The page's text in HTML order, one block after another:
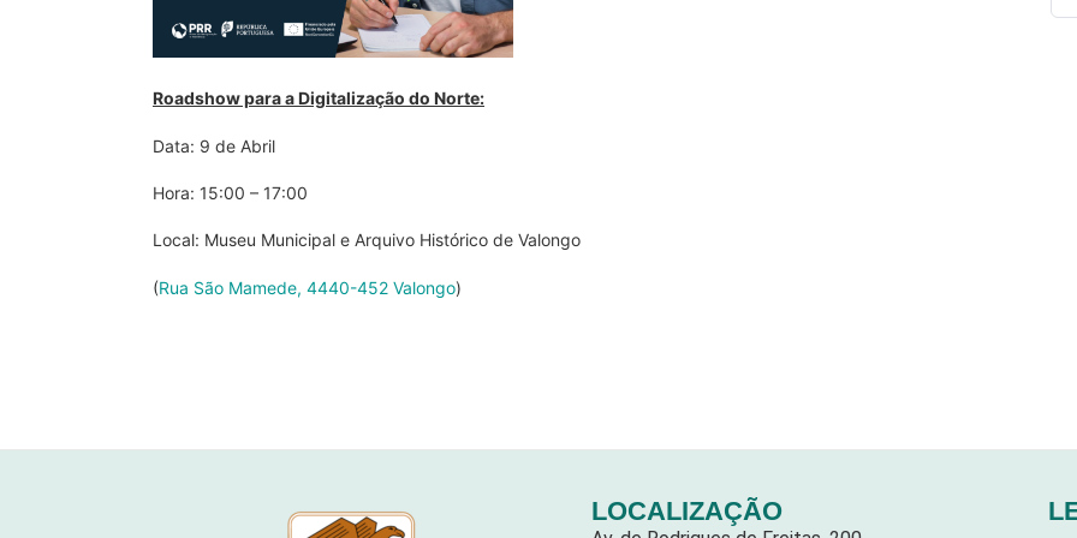
Roadshow para a Digitalização do Norte:
Data: 9 de Abril
Hora: 15:00 – 17:00
Local: Museu Municipal e Arquivo Histórico de Valongo
(Rua São Mamede, 4440-452 Valongo)
LOCALIZAÇÃO